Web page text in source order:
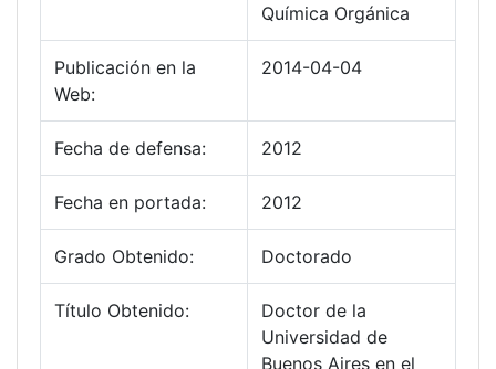
Química Orgánica
Publicación en la
Web:
2014-04-04
Fecha de defensa: 2012
Fecha en portada: 2012
Grado Obtenido: Doctorado
Título Obtenido:
Doctor de la
Universidad de
Buenos Aires en el